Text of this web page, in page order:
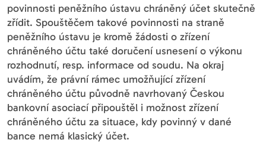
povinnosti peněžního ústavu chráněný účet skutečně
zřídit. Spouštěčem takové povinnosti na straně
peněžního ústavu je kromě žádosti o zřízení
chráněného účtu také doručení usnesení o výkonu
rozhodnutí, resp. informace od soudu. Na okraj
uvádím, že právní rámec umožňující zřízení
chráněného účtu původně navrhovaný Českou
bankovní asociací připouštěl i možnost zřízení
chráněného účtu za situace, kdy povinný v dané
bance nemá klasický účet.